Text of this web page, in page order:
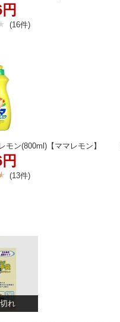
(16件)
ン(800ml)【ママレモン】
(13件)
れ